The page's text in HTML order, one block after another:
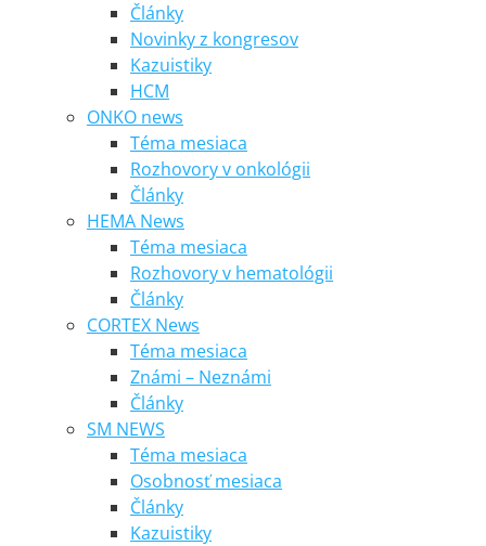
Články
Novinky z kongresov
Kazuistiky
HCM
ONKO news
Téma mesiaca
Rozhovory v onkológii
Články
HEMA News
Téma mesiaca
Rozhovory v hematológii
Články
CORTEX News
Téma mesiaca
Známi – Neznámi
Články
SM NEWS
Téma mesiaca
Osobnosť mesiaca
Články
Kazuistiky